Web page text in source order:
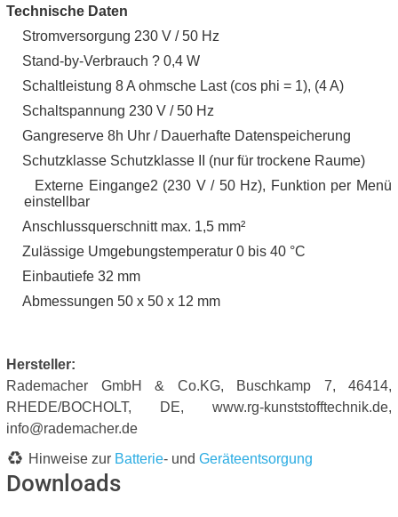
Technische Daten
Stromversorgung 230 V / 50 Hz
Stand-by-Verbrauch ? 0,4 W
Schaltleistung 8 A ohmsche Last (cos phi = 1), (4 A)
Schaltspannung 230 V / 50 Hz
Gangreserve 8h Uhr / Dauerhafte Datenspeicherung
Schutzklasse Schutzklasse II (nur für trockene Raume)
Externe Eingange2 (230 V / 50 Hz), Funktion per Menü
einstellbar
Anschlussquerschnitt max. 1,5 mm²
Zulässige Umgebungstemperatur 0 bis 40 °C
Einbautiefe 32 mm
Abmessungen 50 x 50 x 12 mm
Hersteller:
Rademacher GmbH & Co.KG, Buschkamp 7, 46414,
RHEDE/BOCHOLT, DE, www.rg-kunststofftechnik.de,
info@rademacher.de
Hinweise zur Batterie- und Geräteentsorgung
Downloads